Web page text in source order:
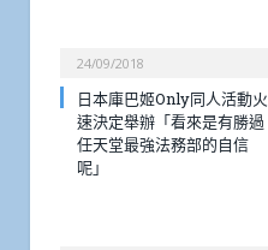
24/09/2018
日本庫巴姬Only同人活動火
速決定舉辦「看來是有勝過
任天堂最強法務部的自信
呢」